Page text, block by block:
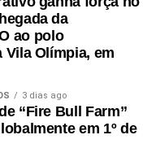
da qualidade da
medidas de controle
o princípio da
que podem
“Ademais, deve ser
da
ao polo
Vila Olímpia, em
3 dias ago
“Fire Bull Farm”
em 1º de